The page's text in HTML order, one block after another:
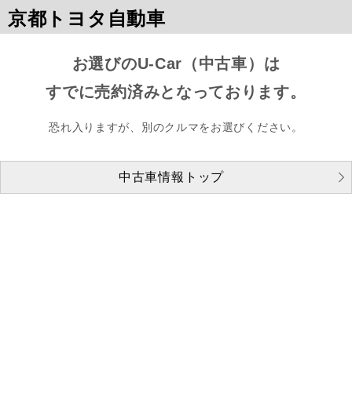
京都トヨタ自動車
お選びのU-Car（中古車）は
すでに売約済みとなっております。
恐れ入りますが、別のクルマをお選びください。
中古車情報トップ